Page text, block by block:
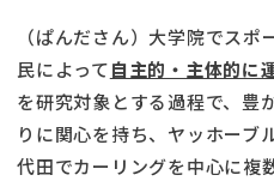
（ぱんださん）大学院でス
民によって自主的・主体的に
を研究対象とする過程で、豊
りに関心を持ち、ヤッホーブ
代田でカーリングを中心に複